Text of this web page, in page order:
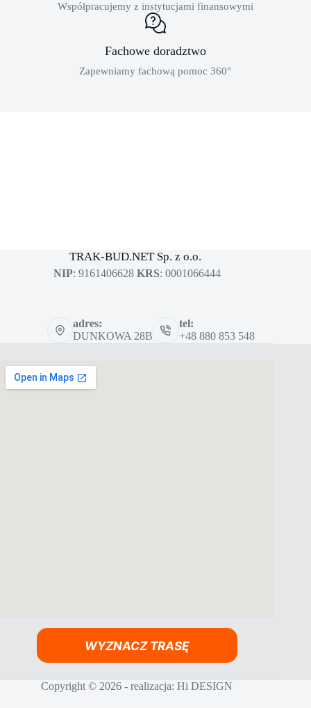
Współpracujemy z instytucjami finansowymi
Fachowe doradztwo
Zapewniamy fachową pomoc 360°
TRAK-BUD.NET Sp. z o.o.
NIP: 9161406628 KRS: 0001066444
adres:
DUNKOWA 28B
tel:
+48 880 853 548
WYZNACZ TRASĘ
Copyright © 2026 - realizacja:Hi DESIGN